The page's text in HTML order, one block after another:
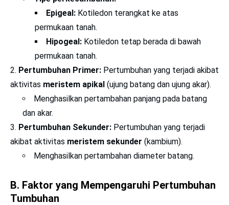
Epigeal: Kotiledon terangkat ke atas
permukaan tanah.
Hipogeal: Kotiledon tetap berada di bawah
permukaan tanah.
Pertumbuhan Primer: Pertumbuhan yang terjadi akibat
aktivitas meristem apikal (ujung batang dan ujung akar).
Menghasilkan pertambahan panjang pada batang
dan akar.
Pertumbuhan Sekunder: Pertumbuhan yang terjadi
akibat aktivitas meristem sekunder (kambium).
Menghasilkan pertambahan diameter batang.
B. Faktor yang Mempengaruhi Pertumbuhan
Tumbuhan